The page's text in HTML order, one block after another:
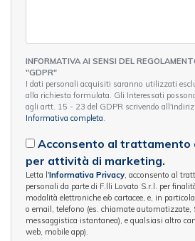
INFORMATIVA AI SENSI DEL
"GDPR"
I dati personali acquisiti saranno utilizzati
alla richiesta formulata. Gli Interessati
Informativa completa
Acconsento al trattamento
per attività di marketing.
Letta l'Informativa Privacy , acconsento al
personali da parte di F.lli Lovato S.r.l. per
modalità elettroniche e/o cartacee, e, in
o email, telefono (es. chiamate automatizzate,
messaggistica istantanea), e qualsiasi altro
web, mobile app).